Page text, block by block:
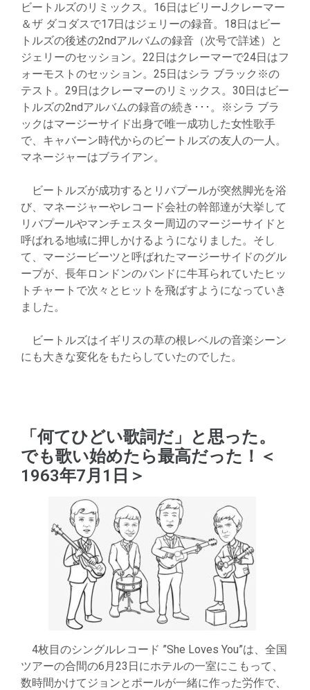
ビートルズのリミックス。16日はビリーJ.クレーマー
＆ザ ダコダスで17日はジェリーの録音。18日はビー
トルズの後述の2ndアルバムの録音（次号で詳述）と
ジェリーのセッション。22日はクレーマーで24日はフ
ォーモストのセッション。25日はシラ ブラック※の
テスト。29日はクレーマーのリミックス。30日はビー
トルズの2ndアルバムの録音の続き･･･。※シラ ブラ
ックはマージーサイド出身で唯一成功した女性歌手
で、キャバーン時代からのビートルズの友人の一人。
マネージャーはブライアン。
ビートルズが成功するとリバプールが突然脚光を浴
び、マネージャーやレコード会社の幹部達が大挙して
リバプールやマンチェスター周辺のマージーサイドと
呼ばれる地域に押しかけるようになりました。そし
て、マージービーツと呼ばれたマージーサイドのグル
ープが、長年ロンドンのバンドに牛耳られていたヒッ
トチャートで次々とヒットを飛ばすようになっていき
ました。
ビートルズはイギリスの草の根レベルの音楽シーン
にも大きな変化をもたらしていたのでした。
「何てひどい歌詞だ」と思った。
でも歌い始めたら最高だった！＜
1963年7月1日＞
4枚目のシングルレコード ”She Loves You”は、全国
ツアーの合間の6月23日にホテルの一室にこもって、
数時間かけてジョンとポールが一緒に作った労作で、